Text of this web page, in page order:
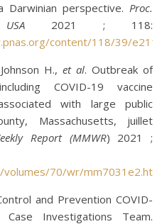
Darwinian perspective. Proc.
2021 ; 118:
content/118/39/
H., et al. Outbreak of
COVID-19 vaccine
with large public
Massachusetts, juillet
Report (MMWR) 2021 ;
70/wr/mm7031e2.htm
and Prevention COVID-
Case Investigations Team.